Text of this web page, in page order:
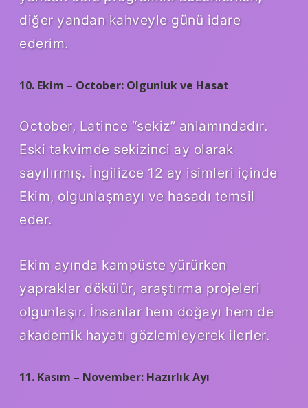
diğer yandan kahveyle günü idare
ederim.
10. Ekim – October: Olgunluk ve Hasat
October, Latince “sekiz” anlamındadır.
Eski takvimde sekizinci ay olarak
sayılırmış. İngilizce 12 ay isimleri içinde
Ekim, olgunlaşmayı ve hasadı temsil
eder.
Ekim ayında kampüste yürürken
yapraklar dökülür, araştırma projeleri
olgunlaşır. İnsanlar hem doğayı hem de
akademik hayatı gözlemleyerek ilerler.
11. Kasım – November: Hazırlık Ayı